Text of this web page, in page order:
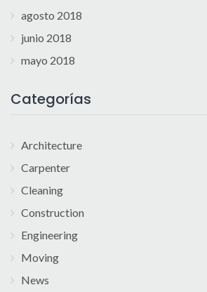
agosto 2018
junio 2018
mayo 2018
Categorías
Architecture
Carpenter
Cleaning
Construction
Engineering
Moving
News